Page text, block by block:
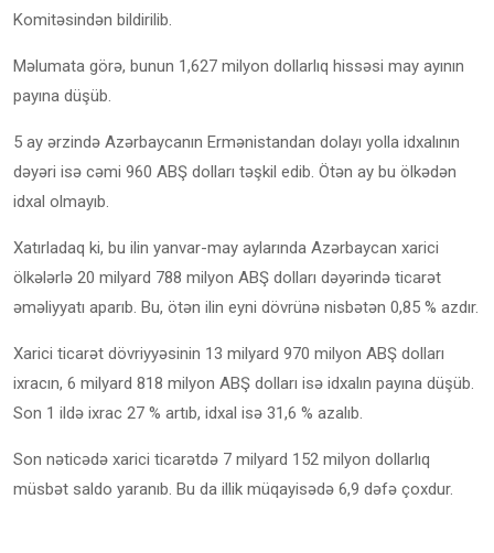
Komitəsindən bildirilib.
Məlumata görə, bunun 1,627 milyon dollarlıq hissəsi may ayının
payına düşüb.
5 ay ərzində Azərbaycanın Ermənistandan dolayı yolla idxalının
dəyəri isə cəmi 960 ABŞ dolları təşkil edib. Ötən ay bu ölkədən
idxal olmayıb.
Xatırladaq ki, bu ilin yanvar-may aylarında Azərbaycan xarici
ölkələrlə 20 milyard 788 milyon ABŞ dolları dəyərində ticarət
əməliyyatı aparıb. Bu, ötən ilin eyni dövrünə nisbətən 0,85 % azdır.
Xarici ticarət dövriyyəsinin 13 milyard 970 milyon ABŞ dolları
ixracın, 6 milyard 818 milyon ABŞ dolları isə idxalın payına düşüb.
Son 1 ildə ixrac 27 % artıb, idxal isə 31,6 % azalıb.
Son nəticədə xarici ticarətdə 7 milyard 152 milyon dollarlıq
müsbət saldo yaranıb. Bu da illik müqayisədə 6,9 dəfə çoxdur.